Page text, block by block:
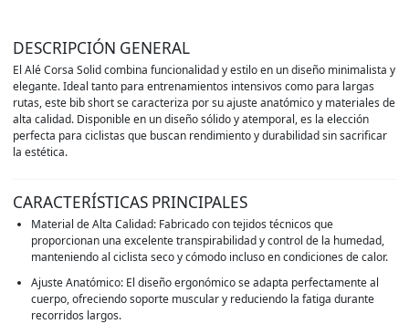
DESCRIPCIÓN GENERAL
El Alé Corsa Solid combina funcionalidad y estilo en un diseño minimalista y
elegante. Ideal tanto para entrenamientos intensivos como para largas
rutas, este bib short se caracteriza por su ajuste anatómico y materiales de
alta calidad. Disponible en un diseño sólido y atemporal, es la elección
perfecta para ciclistas que buscan rendimiento y durabilidad sin sacrificar
la estética.
CARACTERÍSTICAS PRINCIPALES
Material de Alta Calidad: Fabricado con tejidos técnicos que
proporcionan una excelente transpirabilidad y control de la humedad,
manteniendo al ciclista seco y cómodo incluso en condiciones de calor.
Ajuste Anatómico: El diseño ergonómico se adapta perfectamente al
cuerpo, ofreciendo soporte muscular y reduciendo la fatiga durante
recorridos largos.